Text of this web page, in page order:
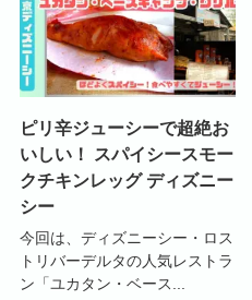
ピリ辛ジューシーで超絶お
いしい！ スパイシースモー
クチキンレッグ ディズニー
シー
今回は、ディズニーシー・ロス
トリバーデルタの人気レストラ
ン「ユカタン・ベース...